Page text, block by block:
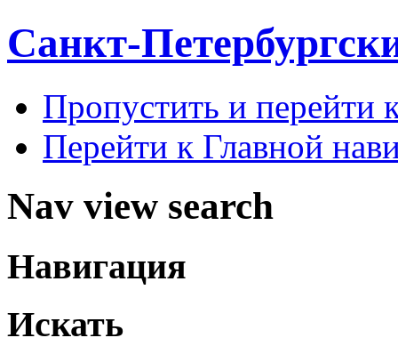
Санкт-
Пропустить и перейти
Перейти к Главной
Nav view search
Навигация
Искать